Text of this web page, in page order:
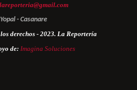
lareporteria@gmail.com
Yopal - Casanare
derechos - 2023. La Reportería
de: Imagina Soluciones